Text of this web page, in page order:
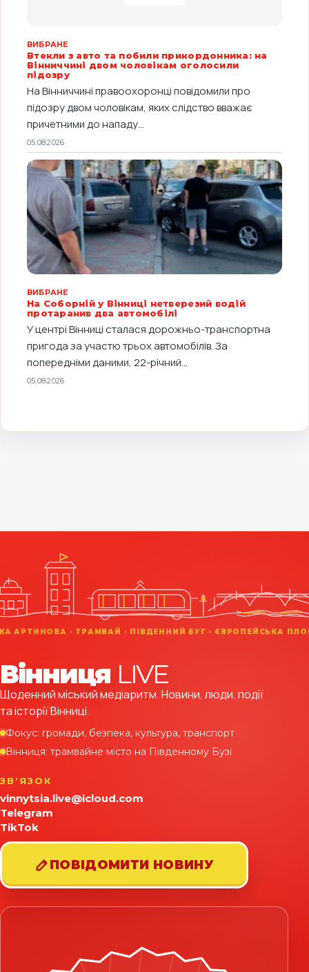
Вінниця LIVE
Щоденний міський медіаритм. Новини, люди, події
та історії Вінниці.
Фокус: громади, безпека, культура, транспорт
Вінниця: трамвайне місто на Південному Бузі
ЗВʼЯЗОК
vinnytsia.live@icloud.com
Telegram
TikTok
ПОВІДОМИТИ НОВИНУ